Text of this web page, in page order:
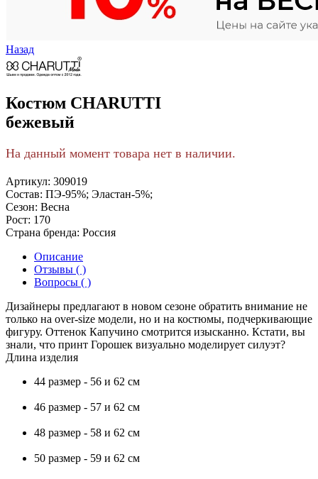
Назад
Костюм CHARUTTI
бежевый
На данный момент товара нет в наличии.
Артикул: 309019
Состав: ПЭ-95%; Эластан-5%;
Сезон: Весна
Рост: 170
Страна бренда: Россия
Описание
Отзывы ( )
Вопросы ( )
Дизайнеры предлагают в новом сезоне обратить внимание не
только на over-size модели, но и на костюмы, подчеркивающие
фигуру. Оттенок Капучино смотрится изысканно. Кстати, вы
знали, что принт Горошек визуально моделирует силуэт?
Длина изделия
44 размер - 56 и 62 см
46 размер - 57 и 62 см
48 размер - 58 и 62 см
50 размер - 59 и 62 см